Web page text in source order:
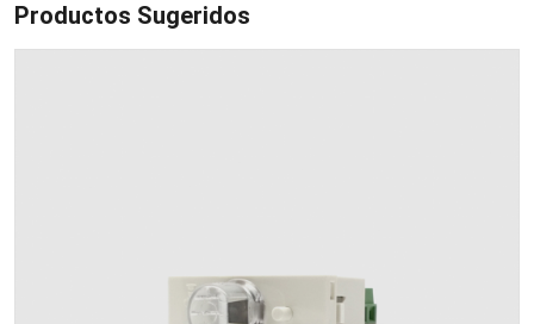
Productos Sugeridos